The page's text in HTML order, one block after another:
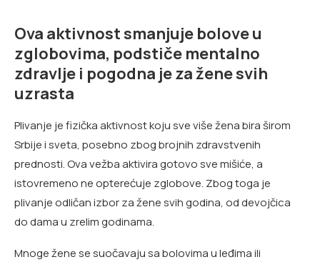
Ova aktivnost smanjuje bolove u
zglobovima, podstiče mentalno
zdravlje i pogodna je za žene svih
uzrasta
Plivanje je fizička aktivnost koju sve više žena bira širom
Srbije i sveta, posebno zbog brojnih zdravstvenih
prednosti. Ova vežba aktivira gotovo sve mišiće, a
istovremeno ne opterećuje zglobove. Zbog toga je
plivanje odličan izbor za žene svih godina, od devojčica
do dama u zrelim godinama.
Mnoge žene se suočavaju sa bolovima u leđima ili